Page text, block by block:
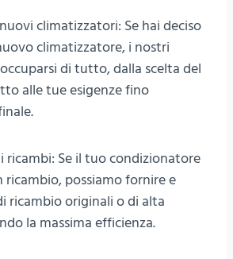
climatizzatori: Se hai deciso
climatizzatore, i nostri
di tutto, dalla scelta del
alle tue esigenze fino
ricambi: Se il tuo condizionatore
ricambio, possiamo fornire e
ricambio originali o di alta
la massima efficienza.